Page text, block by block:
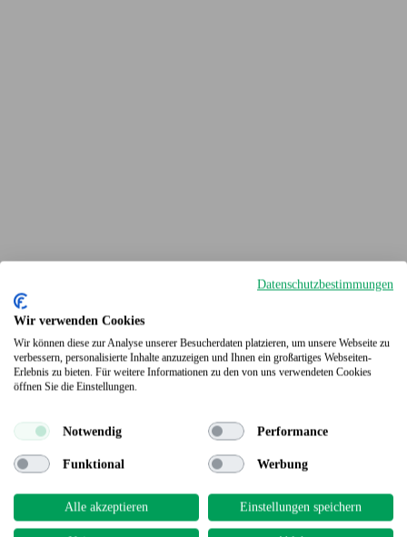
Terrassendielen
Datenschutzbestimmungen
Wir verwenden Cookies
Wir können diese zur Analyse unserer Besucherdaten platzieren, um unsere Webseite zu
verbessern, personalisierte Inhalte anzuzeigen und Ihnen ein großartiges Webseiten-
Erlebnis zu bieten. Für weitere Informationen zu den von uns verwendeten Cookies
öffnen Sie die Einstellungen.
Notwendig Performance
Funktional Werbung
Alle akzeptieren Einstellungen speichern